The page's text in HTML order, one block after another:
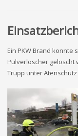
Ein PKW Brand konnte
Pulverlöscher gelöscht
Trupp unter